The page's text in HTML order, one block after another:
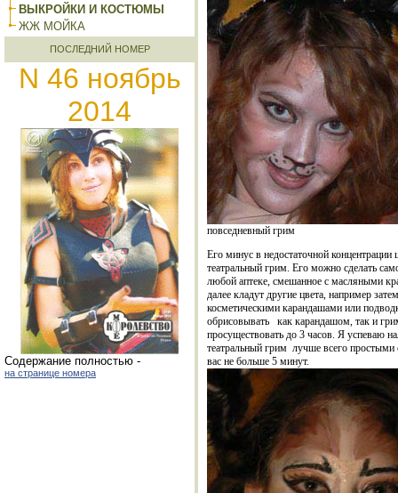
ВЫКРОЙКИ И КОСТЮМЫ
ЖЖ МОЙКА
ПОСЛЕДНИЙ НОМЕР
N 46 ноябрь
2014
Cодержание полностью -
на странице номера
повседневный грим
Его минус в недостаточной концентрации
театральный грим. Его можно сделать
любой аптеке, смешанное с масляными
далее кладут другие цвета, например
косметическими карандашами или
обрисовывать
как карандашом, так и
просуществовать до 3 часов. Я успеваю
театральный грим лучше всего простыми
вас не больше 5 минут.